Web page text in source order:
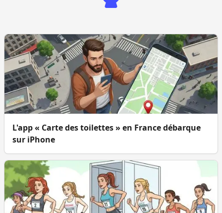
L'app « Carte des toilettes » en France débarque
sur iPhone